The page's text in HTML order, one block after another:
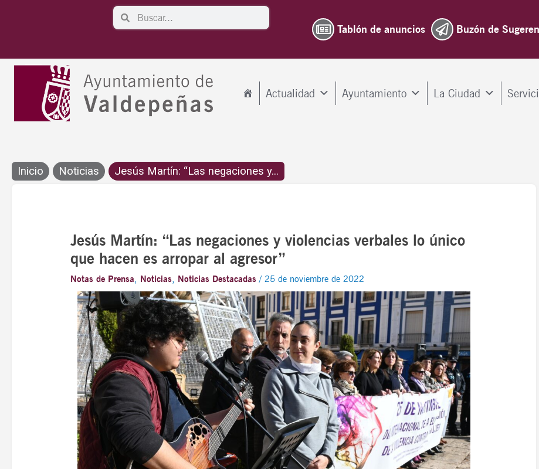
SearchSearch
Tablón de anuncios Buzón de
Actualidad Ayuntamiento La Ciudad
Inicio Noticias Jesús Martín: “Las negaciones y...
Jesús Martín: “Las negaciones y violencias verbales lo único
que hacen es arropar al agresor”
Notas de Prensa, Noticias, Noticias Destacadas /25 de noviembre de 2022